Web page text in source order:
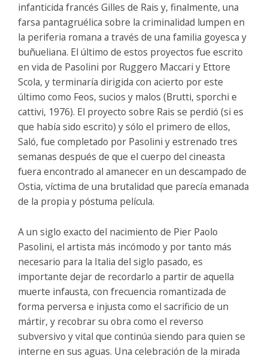
infanticida francés Gilles de Rais y, finalmente, una
farsa pantagruélica sobre la criminalidad lumpen en
la periferia romana a través de una familia goyesca y
buñueliana. El último de estos proyectos fue escrito
en vida de Pasolini por Ruggero Maccari y Ettore
Scola, y terminaría dirigida con acierto por este
último como Feos, sucios y malos (Brutti, sporchi e
cattivi, 1976). El proyecto sobre Rais se perdió (si es
que había sido escrito) y sólo el primero de ellos,
Saló, fue completado por Pasolini y estrenado tres
semanas después de que el cuerpo del cineasta
fuera encontrado al amanecer en un descampado de
Ostia, víctima de una brutalidad que parecía emanada
de la propia y póstuma película.
A un siglo exacto del nacimiento de Pier Paolo
Pasolini, el artista más incómodo y por tanto más
necesario para la Italia del siglo pasado, es
importante dejar de recordarlo a partir de aquella
muerte infausta, con frecuencia romantizada de
forma perversa e injusta como el sacrificio de un
mártir, y recobrar su obra como el reverso
subversivo y vital que continúa siendo para quien se
interne en sus aguas. Una celebración de la mirada